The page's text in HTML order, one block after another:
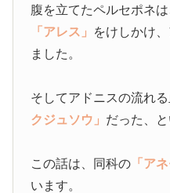
腹を立てたペルセポネ
「アレス」 をけしかけ
ました。
そしてアドニスの流れ
クジュソウ」 だった、と
この話は、同科の 「ア
います。